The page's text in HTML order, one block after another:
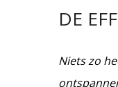
DE
Niets zo